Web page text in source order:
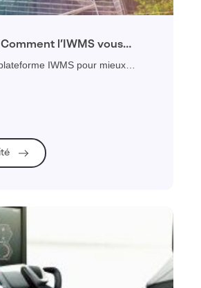
l’IWMS vous
votre parc immobilier
enjeux environnementaux
IWMS pour mieux